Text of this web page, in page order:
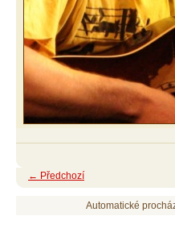
← Předchozí
Automatické